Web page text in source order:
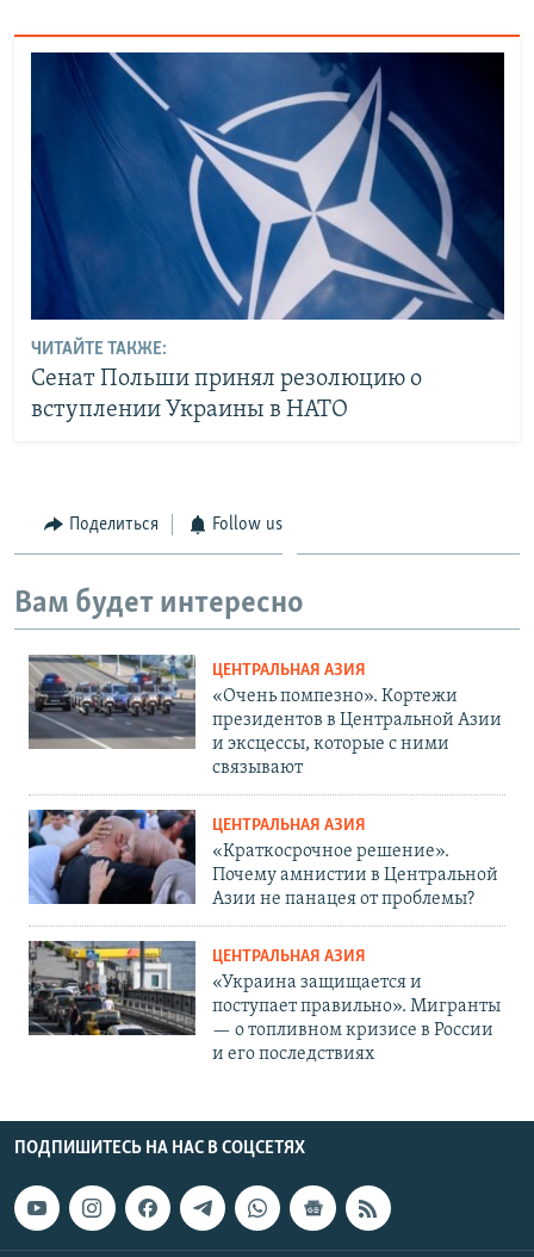
ЧИТАЙТЕ ТАКЖЕ:
Сенат Польши принял резолюцию о
вступлении Украины в НАТО
Поделиться Follow us
Вам будет интересно
ЦЕНТРАЛЬНАЯ АЗИЯ
«Очень помпезно». Кортежи
президентов в Центральной Азии
и эксцессы, которые с ними
связывают
ЦЕНТРАЛЬНАЯ АЗИЯ
«Краткосрочное решение».
Почему амнистии в Центральной
Азии не панацея от проблемы?
ЦЕНТРАЛЬНАЯ АЗИЯ
«Украина защищается и
поступает правильно». Мигранты
— о топливном кризисе в России
и его последствиях
ПОДПИШИТЕСЬ НА НАС В СОЦСЕТЯХ